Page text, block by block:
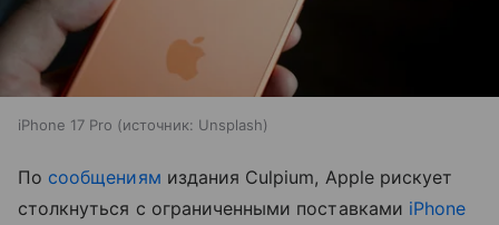
iPhone 17 Pro источник: Unsplash
По сообщениям издания Culpium, Apple рискует
столкнуться с ограниченными поставками iPhone